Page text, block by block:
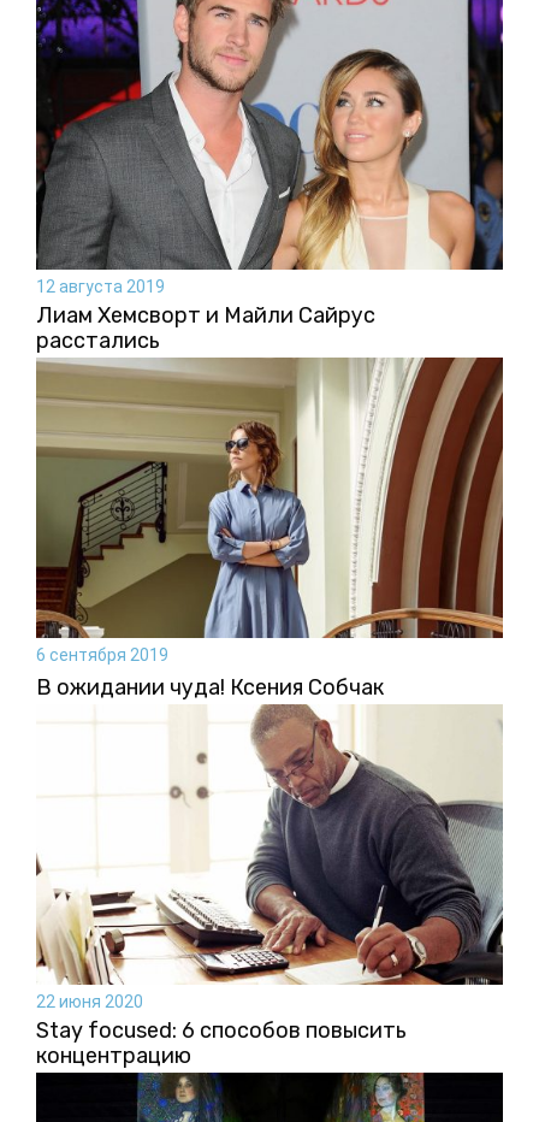
12 августа 2019
Лиам Хемсворт и Майли Сайрус
расстались
6 сентября 2019
В ожидании чуда! Ксения Собчак
22 июня 2020
Stay focused: 6 способов повысить
концентрацию